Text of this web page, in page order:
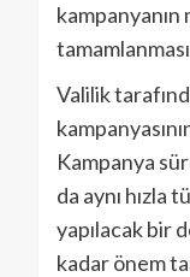
kampanyanın
Valilik
Kampanya
da aynı hızla
yapılacak bir
kadar önem